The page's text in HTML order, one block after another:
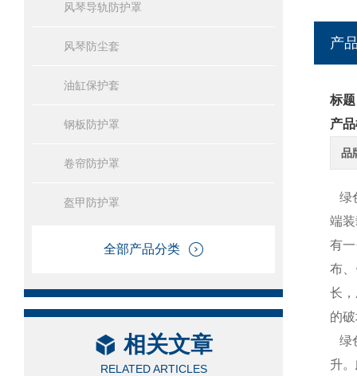
风琴导轨防护罩
风琴防尘套
油缸保护套
钢板防护罩
卷帘防护罩
盔甲防护罩
全部产品分类
相关文章
RELATED ARTICLES
产
标
产
品
绿
端
有
布
长
的
绿
升。